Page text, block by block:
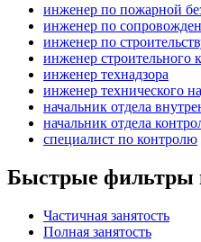
инженер по пожарной
инженер по
инженер по
инженер строительного
инженер технадзора
инженер технического
начальник отдела
начальник отдела
специалист по контролю
Быстрые фильтры
Частичная занятость
Полная занятость